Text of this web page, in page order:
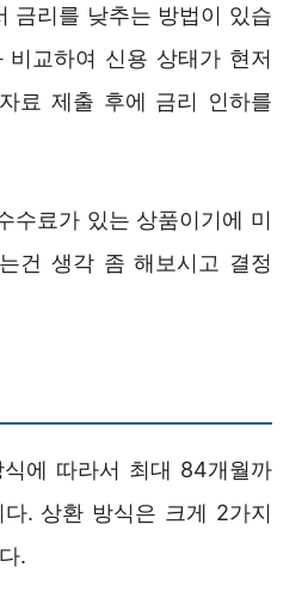
금리를 낮추는 방법이 있습
비교하여 신용 상태가 현저
료 제출 후에 금리 인하를
수료가 있는 상품이기에 미
건 생각 좀 해보시고 결정
에 따라서 최대 84개월까
. 상환 방식은 크게 2가지
.